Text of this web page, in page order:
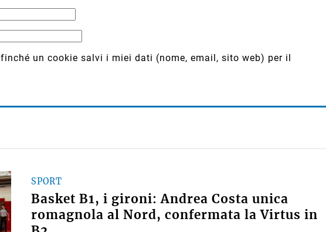
un cookie salvi i miei dati (nome, email, sito web) per il
SPORT
Basket B1, i gironi: Andrea Costa unica